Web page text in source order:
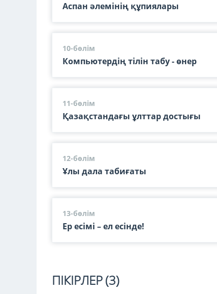
Аспан әлемінің құпиялары
10-бөлім
Компьютердің тілін табу - өнер
11-бөлім
Қазақстандағы ұлттар достығы
12-бөлім
Ұлы дала табиғаты
13-бөлім
Ер есімі – ел есінде!
ПІКІРЛЕР(3)